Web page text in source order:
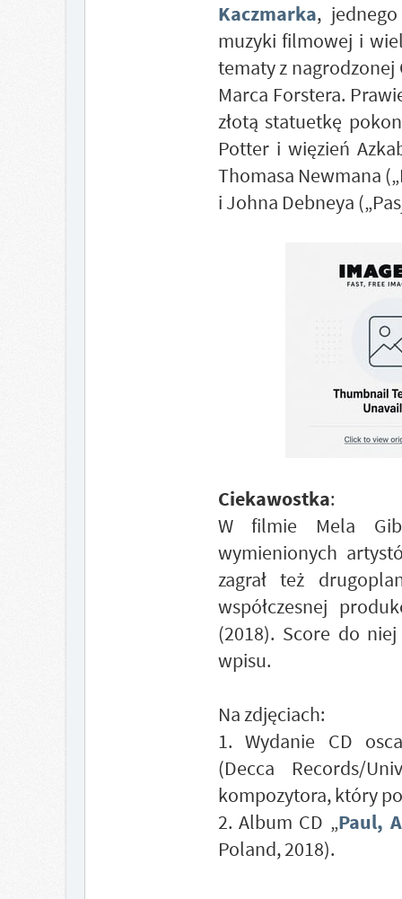
Kaczmarka,
muzyki filmowej i
tematy z
Marca Forstera.
złotą statuetkę
Potter i więzień
Thomasa Newmana
i Johna Debneya
Ciekawostka:
W filmie Mela
wymienionych
zagrał też
współczesnej
(2018). Score do
wpisu.
Na zdjęciach:
1. Wydanie CD
(Decca Records/
kompozytora, który
2. Album CD „Paul,
Poland, 2018).